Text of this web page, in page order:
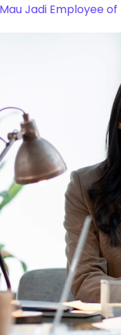
Jadi Employee